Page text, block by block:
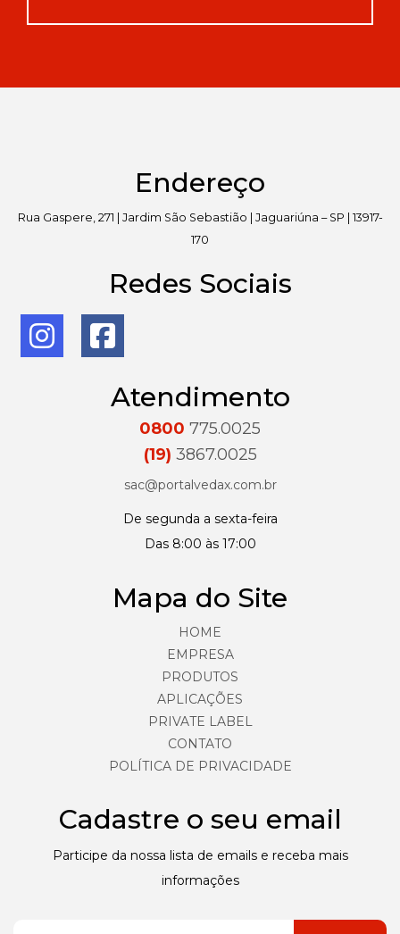
Endereço
Rua Gaspere, 271 | Jardim São Sebastião | Jaguariúna – SP | 13917-
170
Redes Sociais
Atendimento
0800 775.0025
(19) 3867.0025
sac@portalvedax.com.br
De segunda a sexta-feira
Das 8:00 às 17:00
Mapa do Site
HOME
EMPRESA
PRODUTOS
APLICAÇÕES
PRIVATE LABEL
CONTATO
POLÍTICA DE PRIVACIDADE
Cadastre o seu email
Participe da nossa lista de emails e receba mais
informações